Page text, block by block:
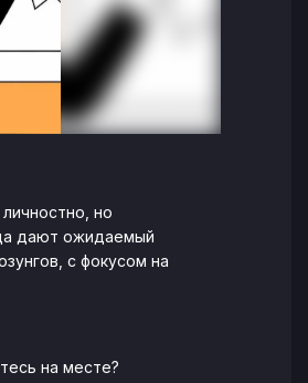
но
дают ожидаемый
с фокусом на
на месте?